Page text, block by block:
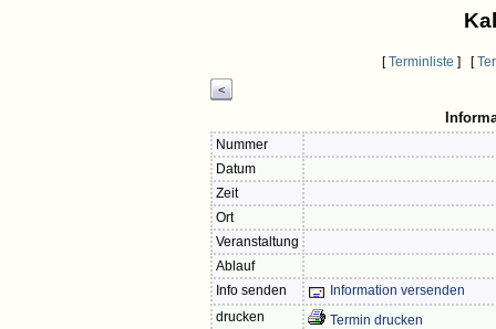
[Terminliste ] [
<
Nummer
Datum
Zeit
Ort
Veranstaltung
Ablauf
Info senden
Information versenden
drucken
Termin drucken